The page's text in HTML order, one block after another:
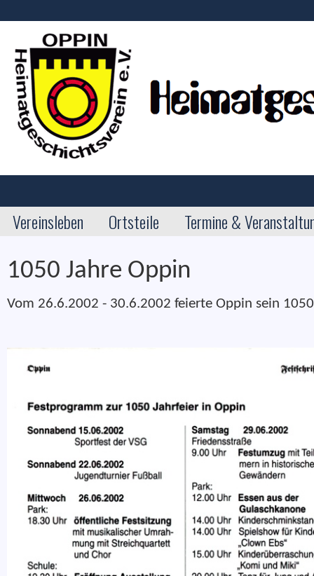
Vereinsleben Ortsteile Termine &
1050 Jahre Oppin
Vom 26.6.2002 - 30.6.2002 feierte Oppin sein